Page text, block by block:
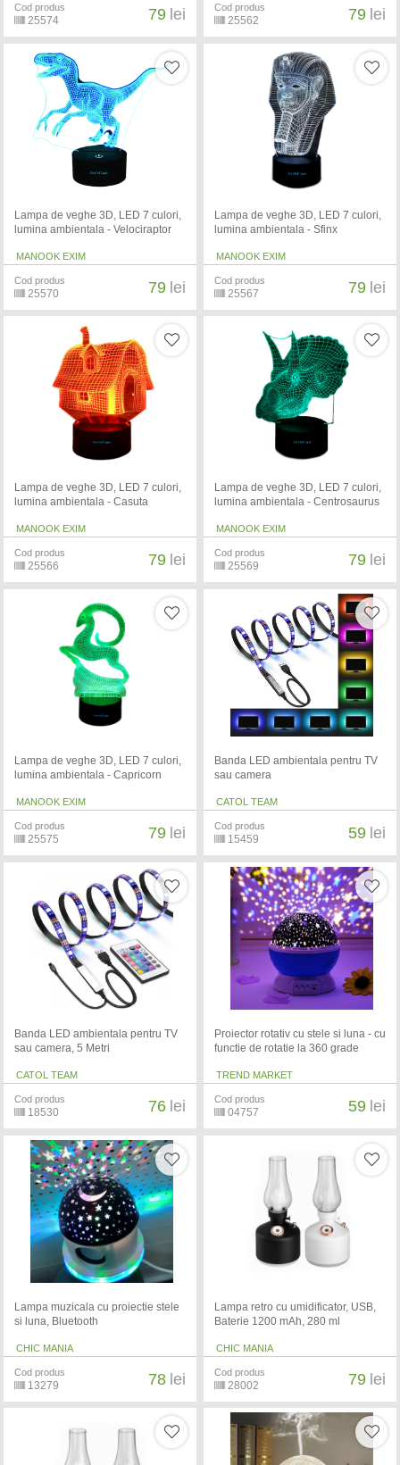
Cod produs
25574 79 lei Cod produs
25562 79 lei
Lampa de veghe 3D, LED 7 culori,
lumina ambientala - Velociraptor
MANOOK EXIM
Cod produs
25570 79 lei
Lampa de veghe 3D, LED 7 culori,
lumina ambientala - Sfinx
MANOOK EXIM
Cod produs
25567 79 lei
Lampa de veghe 3D, LED 7 culori,
lumina ambientala - Casuta
MANOOK EXIM
Cod produs
25566 79 lei
Lampa de veghe 3D, LED 7 culori,
lumina ambientala - Centrosaurus
MANOOK EXIM
Cod produs
25569 79 lei
Lampa de veghe 3D, LED 7 culori,
lumina ambientala - Capricorn
MANOOK EXIM
Cod produs
25575 79 lei
Banda LED ambientala pentru TV
sau camera
CATOL TEAM
Cod produs
15459 59 lei
Banda LED ambientala pentru TV
sau camera, 5 Metri
CATOL TEAM
Cod produs
18530 76 lei
Proiector rotativ cu stele si luna - cu
functie de rotatie la 360 grade
TREND MARKET
Cod produs
04757 59 lei
Lampa muzicala cu proiectie stele
si luna, Bluetooth
CHIC MANIA
Cod produs
13279 78 lei
Lampa retro cu umidificator, USB,
Baterie 1200 mAh, 280 ml
CHIC MANIA
Cod produs
28002 79 lei